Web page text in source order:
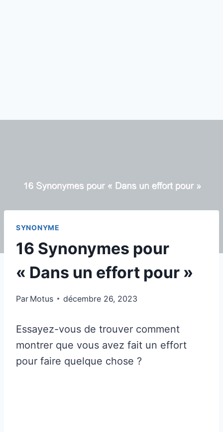
SYNONYME
16 Synonymes pour
« Dans un effort pour »
Par Motus décembre 26, 2023
Essayez-vous de trouver comment
montrer que vous avez fait un effort
pour faire quelque chose ?